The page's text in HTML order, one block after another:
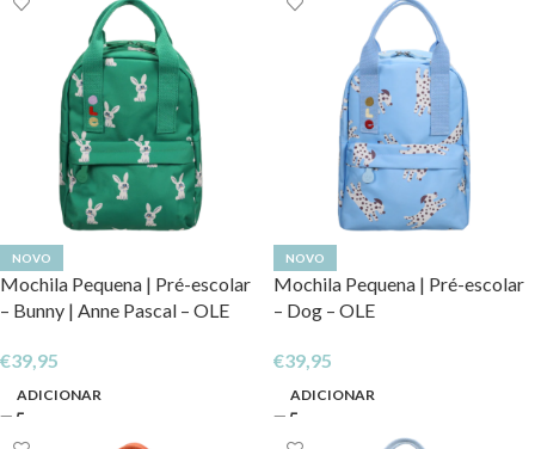
NOVO
Mochila Pequena | Pré-escolar
– Bunny | Anne Pascal – OLE
€39,95
ADICIONAR
NOVO
Mochila Pequena | Pré-escolar
– Dog – OLE
€39,95
ADICIONAR